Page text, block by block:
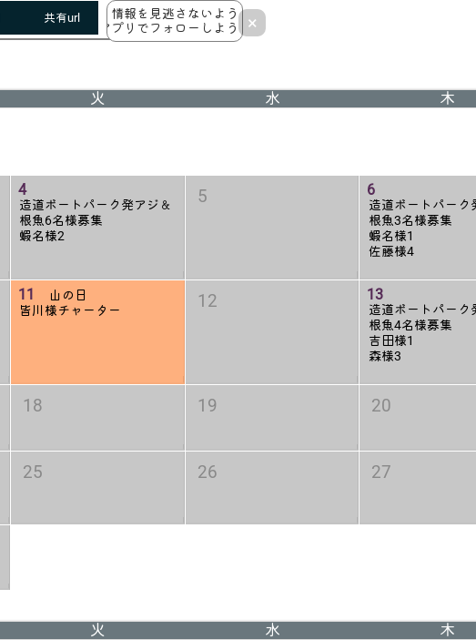
×
情報を見逃さないよう
アプリでフォローしよう！
共有url
火 水 木
4
造道ボートパーク発アジ＆
根魚6名様募集
蝦名様2
5 6
造道ボートパーク
根魚3名様募集
蝦名様1
佐藤様4
11
山の日
皆川様チャーター
12 13
造道ボートパーク
根魚4名様募集
吉田様1
森様3
18 19 20
25 26 27
火 水 木